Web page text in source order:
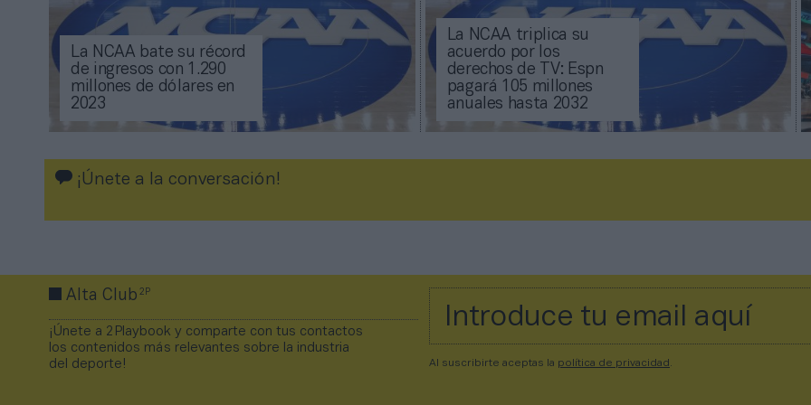
La NCAA bate su récord
de ingresos con 1.290
millones de dólares en
2023
La NCAA triplica su
acuerdo por los
derechos de TV: Espn
pagará 105 millones
anuales hasta 2032
¡Únete a la conversación!
Alta Club2P
¡Únete a 2Playbook y comparte con tus contactos
los contenidos más relevantes sobre la industria
del deporte!
Al suscribirte aceptas la política de privacidad